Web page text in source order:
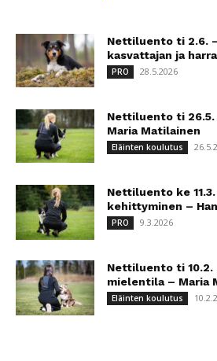
Nettiluento ti 2.6.
kasvattajan ja
PRO 28.5.2026
Nettiluento ti 26.5.
Maria Matilainen
Eläinten koulutus
Nettiluento ke
kehittyminen –
PRO 9.3.2026
Nettiluento ti 10.2.
mielentila – Maria
Eläinten koulutus